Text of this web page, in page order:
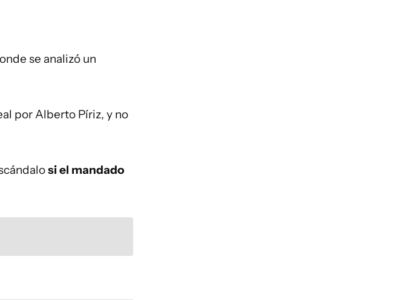
se analizó un
por Alberto Píriz, y no
si el mandado